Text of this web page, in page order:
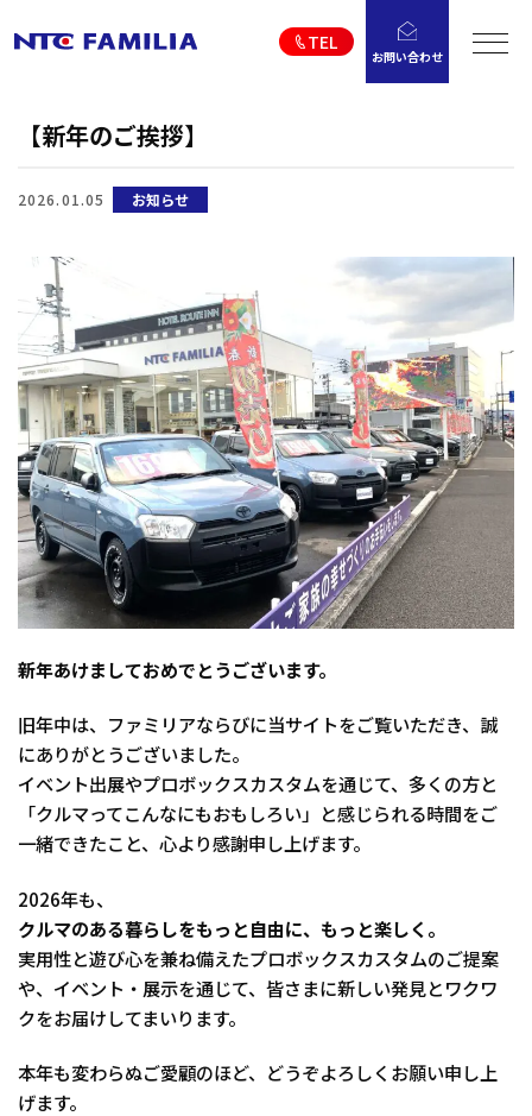
TEL
お問い合わせ
【新年のご挨拶】
2026.01.05 お知らせ
新年あけましておめでとうございます。
旧年中は、ファミリアならびに当サイトをご覧いただき、誠
にありがとうございました。
イベント出展やプロボックスカスタムを通じて、多くの方と
「クルマってこんなにもおもしろい」と感じられる時間をご
一緒できたこと、心より感謝申し上げます。
2026年も、
クルマのある暮らしをもっと自由に、もっと楽しく。
実用性と遊び心を兼ね備えたプロボックスカスタムのご提案
や、イベント・展示を通じて、皆さまに新しい発見とワクワ
クをお届けしてまいります。
本年も変わらぬご愛顧のほど、どうぞよろしくお願い申し上
げます。